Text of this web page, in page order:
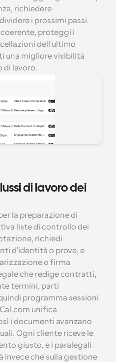
richiedere
i prossimi passi.
proteggi i
dell'ultimo
una migliore visibilità
di lavoro.
di lavoro dei
la preparazione di
liste di controllo dei
richiedi
d'identità o prove, e
o firma
che redige contratti,
termini, parti
programma sessioni
unifica
i documenti avanzano
Ogni cliente riceve le
giusto, e i paralegali
invece che sulla gestione